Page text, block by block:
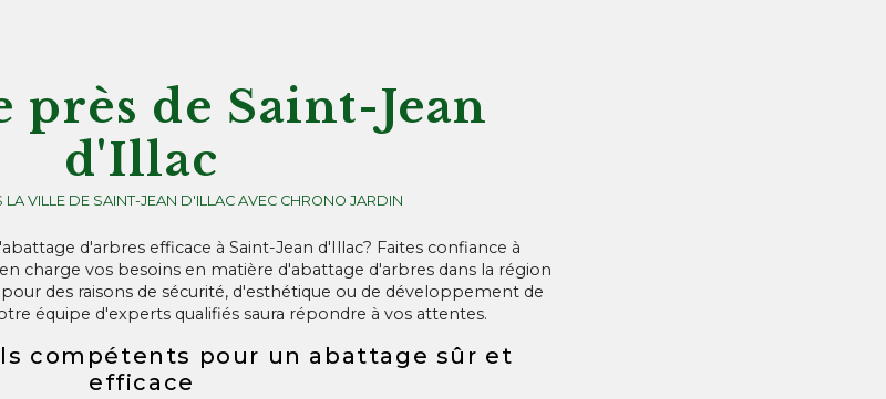
près de Saint-Jean
d'Illac
VILLE DE SAINT-JEAN D'ILLAC AVEC CHRONO JARDIN
d'arbres efficace à Saint-Jean d'Illac? Faites confiance à
charge vos besoins en matière d'abattage d'arbres dans la région
des raisons de sécurité, d'esthétique ou de développement de
équipe d'experts qualifiés saura répondre à vos attentes.
compétents pour un abattage sûr et
efficace